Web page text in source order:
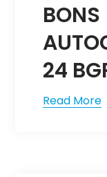
BONS
24
Read More